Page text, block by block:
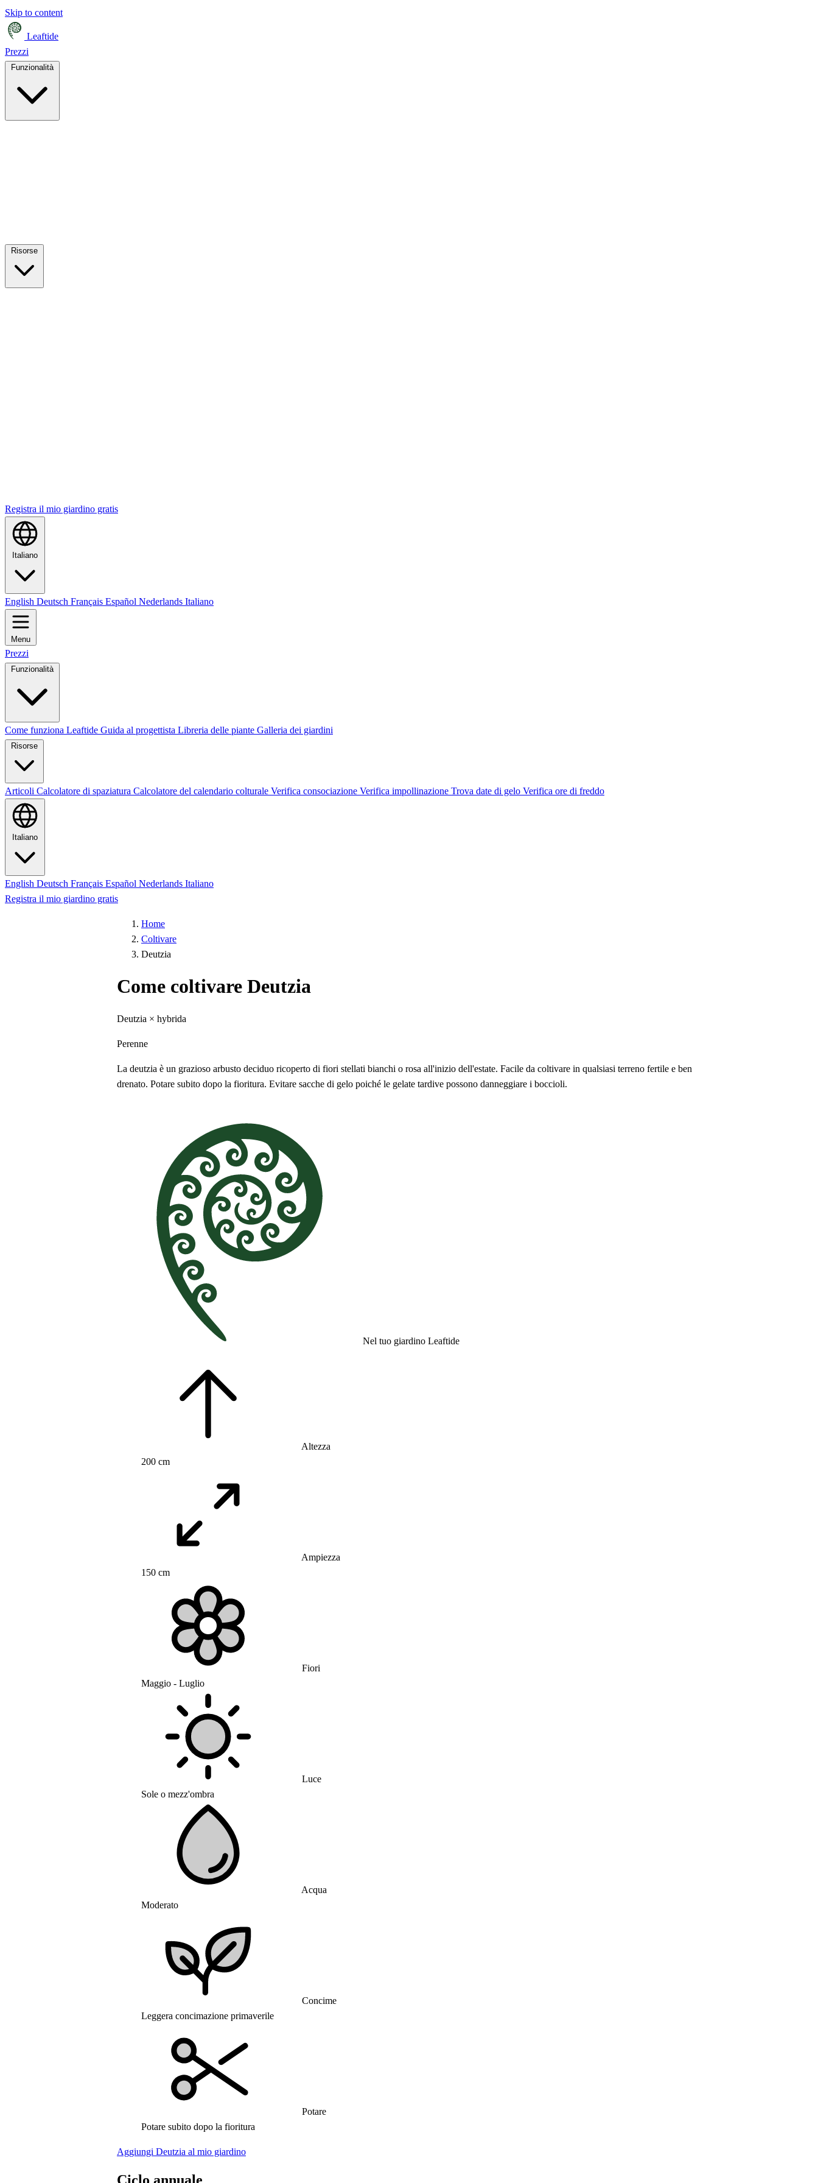
Skip to content
Leaftide
Prezzi
Funzionalità
Registra il mio giardino gratis
Italiano
English Deutsch Français Español Nederlands Italiano
Menu
Prezzi
Funzionalità
Come funziona Leaftide Guida al progettista Libreria delle piante Galleria dei giardini
Risorse
Articoli Calcolatore di spaziatura Calcolatore del calendario colturale Verifica consociazione Verifica impollinazione Trova date di gelo Verifica ore di freddo
Italiano
English Deutsch Français Español Nederlands Italiano
Registra il mio giardino gratis
Home
Coltivare
Deutzia
Come coltivare Deutzia
Deutzia × hybrida
Perenne
La deutzia è un grazioso arbusto deciduo ricoperto di fiori stellati bianchi o rosa all'inizio dell'estate. Facile da coltivare in qualsiasi terreno fertile e ben
drenato. Potare subito dopo la fioritura. Evitare sacche di gelo poiché le gelate tardive possono danneggiare i boccioli.
Nel tuo giardino Leaftide
Altezza
200 cm
Ampiezza
150 cm
Fiori
Maggio - Luglio
Luce
Sole o mezz'ombra
Acqua
Moderato
Concime
Leggera concimazione primaverile
Potare
Potare subito dopo la fioritura
Aggiungi Deutzia al mio giardino